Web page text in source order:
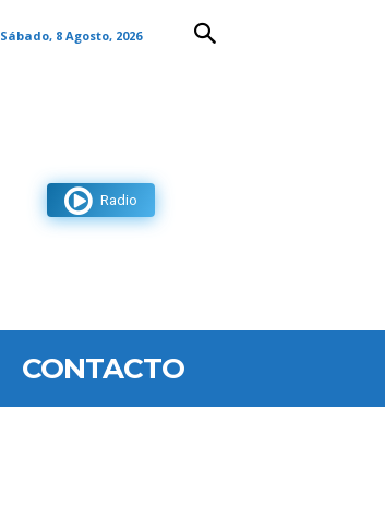
Sábado, 8 Agosto, 2026
Radio
CONTACTO